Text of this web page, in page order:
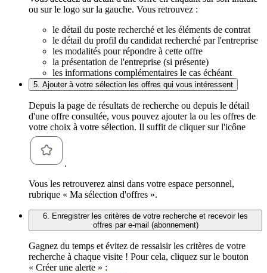
ou sur le logo sur la gauche. Vous retrouvez :
le détail du poste recherché et les éléments de contrat
le détail du profil du candidat recherché par l'entreprise
les modalités pour répondre à cette offre
la présentation de l'entreprise (si présente)
les informations complémentaires le cas échéant
5. Ajouter à votre sélection les offres qui vous intéressent
Depuis la page de résultats de recherche ou depuis le détail
d'une offre consultée, vous pouvez ajouter la ou les offres de
votre choix à votre sélection. Il suffit de cliquer sur l'icône
.
Vous les retrouverez ainsi dans votre espace personnel,
rubrique « Ma sélection d'offres ».
6. Enregistrer les critères de votre recherche et recevoir les
offres par e-mail (abonnement)
Gagnez du temps et évitez de ressaisir les critères de votre
recherche à chaque visite ! Pour cela, cliquez sur le bouton
« Créer une alerte » :